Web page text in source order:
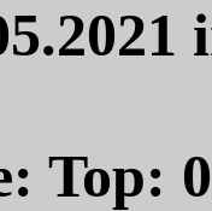
Top: 0